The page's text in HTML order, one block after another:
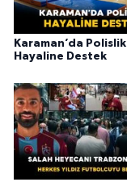
Karaman’da Polislik
Hayaline Destek